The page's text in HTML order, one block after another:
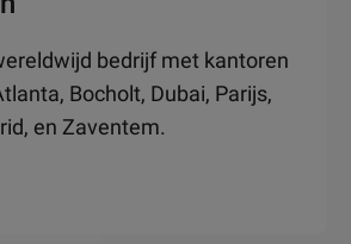
bedrijf met kantoren
Bocholt, Dubai, Parijs,
en Zaventem.